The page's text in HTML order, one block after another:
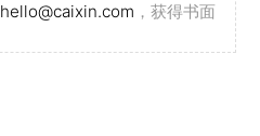
hello@caixin.com ，获得书面